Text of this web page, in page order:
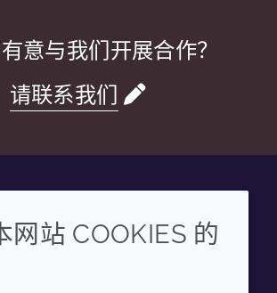
意与我们开展合作？
请联系我们
WechatYouku Zhihu Tiktok
网站 COOKIES 的